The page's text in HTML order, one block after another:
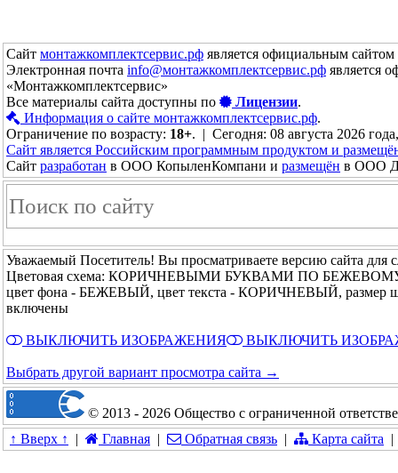
Сайт монтажкомплектсервис.рф является официальным
Электронная почта info@монтажкомплектсервис.рф является
«Монтажкомплектсервис»
Все материалы сайта доступны по
Лицензии.
Информация о сайте монтажкомплектсервис.рф.
Ограничение по возрасту: 18+. | Сегодня: 08 августа 2026
Сайт является Российским программным продуктом и
Сайт разработан в ООО КопыленКомпани и размещён в ООО
Уважаемый Посетитель! Вы просматриваете версию сайта для
Цветовая схема: КОРИЧНЕВЫМИ БУКВАМИ ПО
цвет фона - БЕЖЕВЫЙ, цвет текста - КОРИЧНЕВЫЙ, размер
включены
ВЫКЛЮЧИТЬ ИЗОБРАЖЕНИЯ ВЫКЛЮЧИТЬ
Выбрать другой вариант просмотра сайта →
© 2013 - 2026 Общество с ограниченной
↑ Вверх ↑
| Главная | Обратная связь | Карта сайта